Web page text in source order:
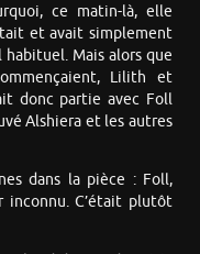
ce matin-là, elle
et avait simplement
Mais alors que
Lilith et
donc partie avec Foll
Alshiera et les autres
dans la pièce : Foll,
inconnu. C’était plutôt